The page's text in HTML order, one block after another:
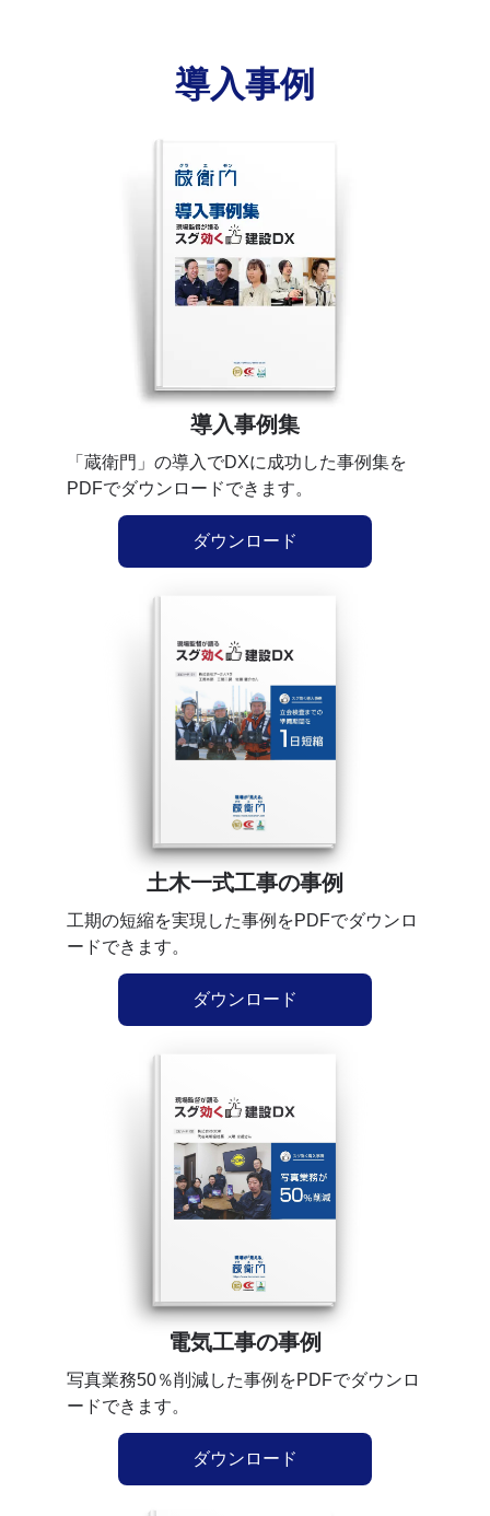
導入事例
導入事例集
「蔵衛門」の導入でDXに成功した事例集を
PDFでダウンロードできます。
ダウンロード
土木一式工事の事例
工期の短縮を実現した事例をPDFでダウンロ
ードできます。
ダウンロード
電気工事の事例
写真業務50％削減した事例をPDFでダウンロ
ードできます。
ダウンロード